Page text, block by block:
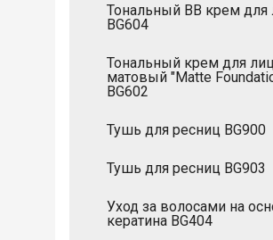
Тональный ВВ крем для
BG604
Тональный крем для
матовый "Matte
BG602
Тушь для ресниц BG900
Тушь для ресниц BG903
Уход за волосами на
кератина BG404